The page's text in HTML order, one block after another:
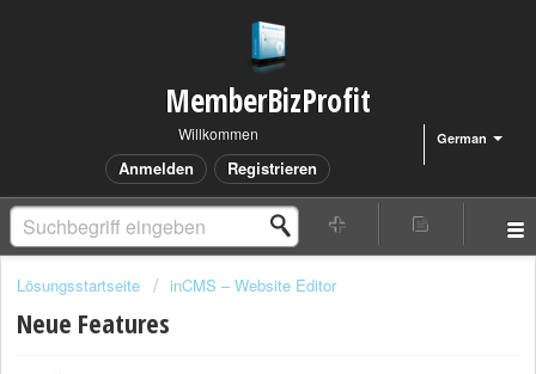
MemberBizProfit
German
Willkommen
Anmelden Registrieren
Lösungsstartseite inCMS – Website Editor
Neue Features